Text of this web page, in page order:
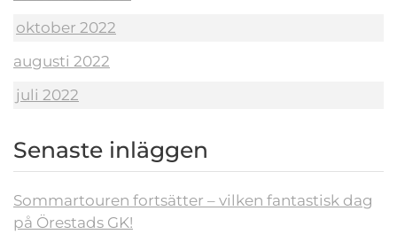
oktober 2022
augusti 2022
juli 2022
Senaste inläggen
Sommartouren fortsätter – vilken fantastisk dag
på Örestads GK!